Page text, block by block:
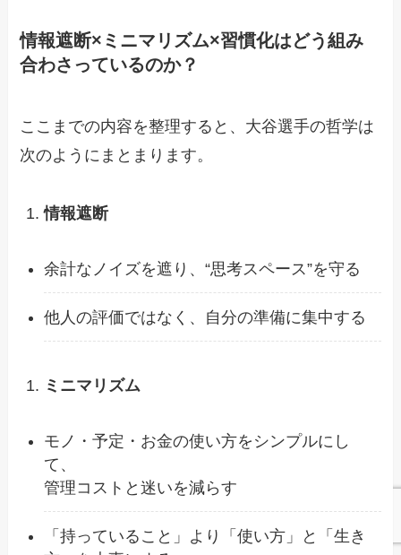
情報遮断×ミニマリズム×習慣化はどう組み
合わさっているのか？
ここまでの内容を整理すると、大谷選手の哲学は
次のようにまとまります。
情報遮断
余計なノイズを遮り、“思考スペース”を守る
他人の評価ではなく、自分の準備に集中する
ミニマリズム
モノ・予定・お金の使い方をシンプルにし
て、
管理コストと迷いを減らす
「持っていること」より「使い方」と「生き